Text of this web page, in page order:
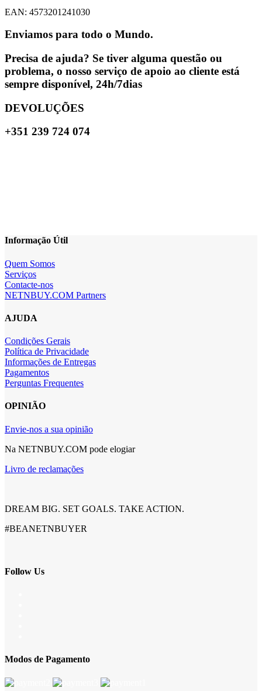
EAN: 4573201241030
Enviamos para todo o Mundo.
Precisa de ajuda? Se tiver alguma questão ou
problema, o nosso serviço de apoio ao cliente está
sempre disponível, 24h/7dias
DEVOLUÇÕES
+351 239 724 074
Informação Útil
Quem Somos
Serviços
Contacte-nos
NETNBUY.COM Partners
AJUDA
Condições Gerais
Política de Privacidade
Informações de Entregas
Pagamentos
Perguntas Frequentes
OPINIÃO
Envie-nos a sua opinião
Na NETNBUY.COM pode elogiar
Livro de reclamações
DREAM BIG. SET GOALS. TAKE ACTION.
#BEANETNBUYER
Follow Us
Modos de Pagamento